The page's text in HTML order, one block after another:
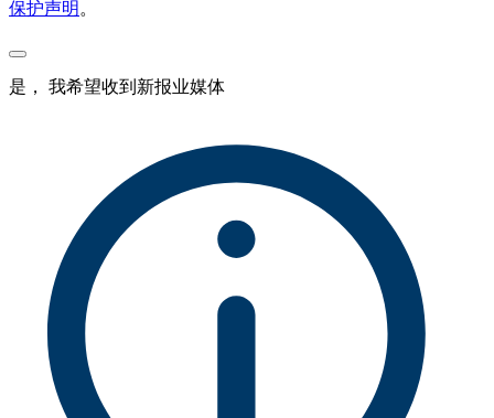
保护声明 。
是， 我希望收到新报业媒体